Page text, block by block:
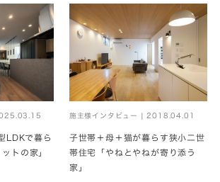
LDKで暮ら
トの家」
施主様インタビュー | 2018.04.01
子世帯＋母＋猫が暮らす狭小二世
帯住宅「やねとやねが寄り添う
家」